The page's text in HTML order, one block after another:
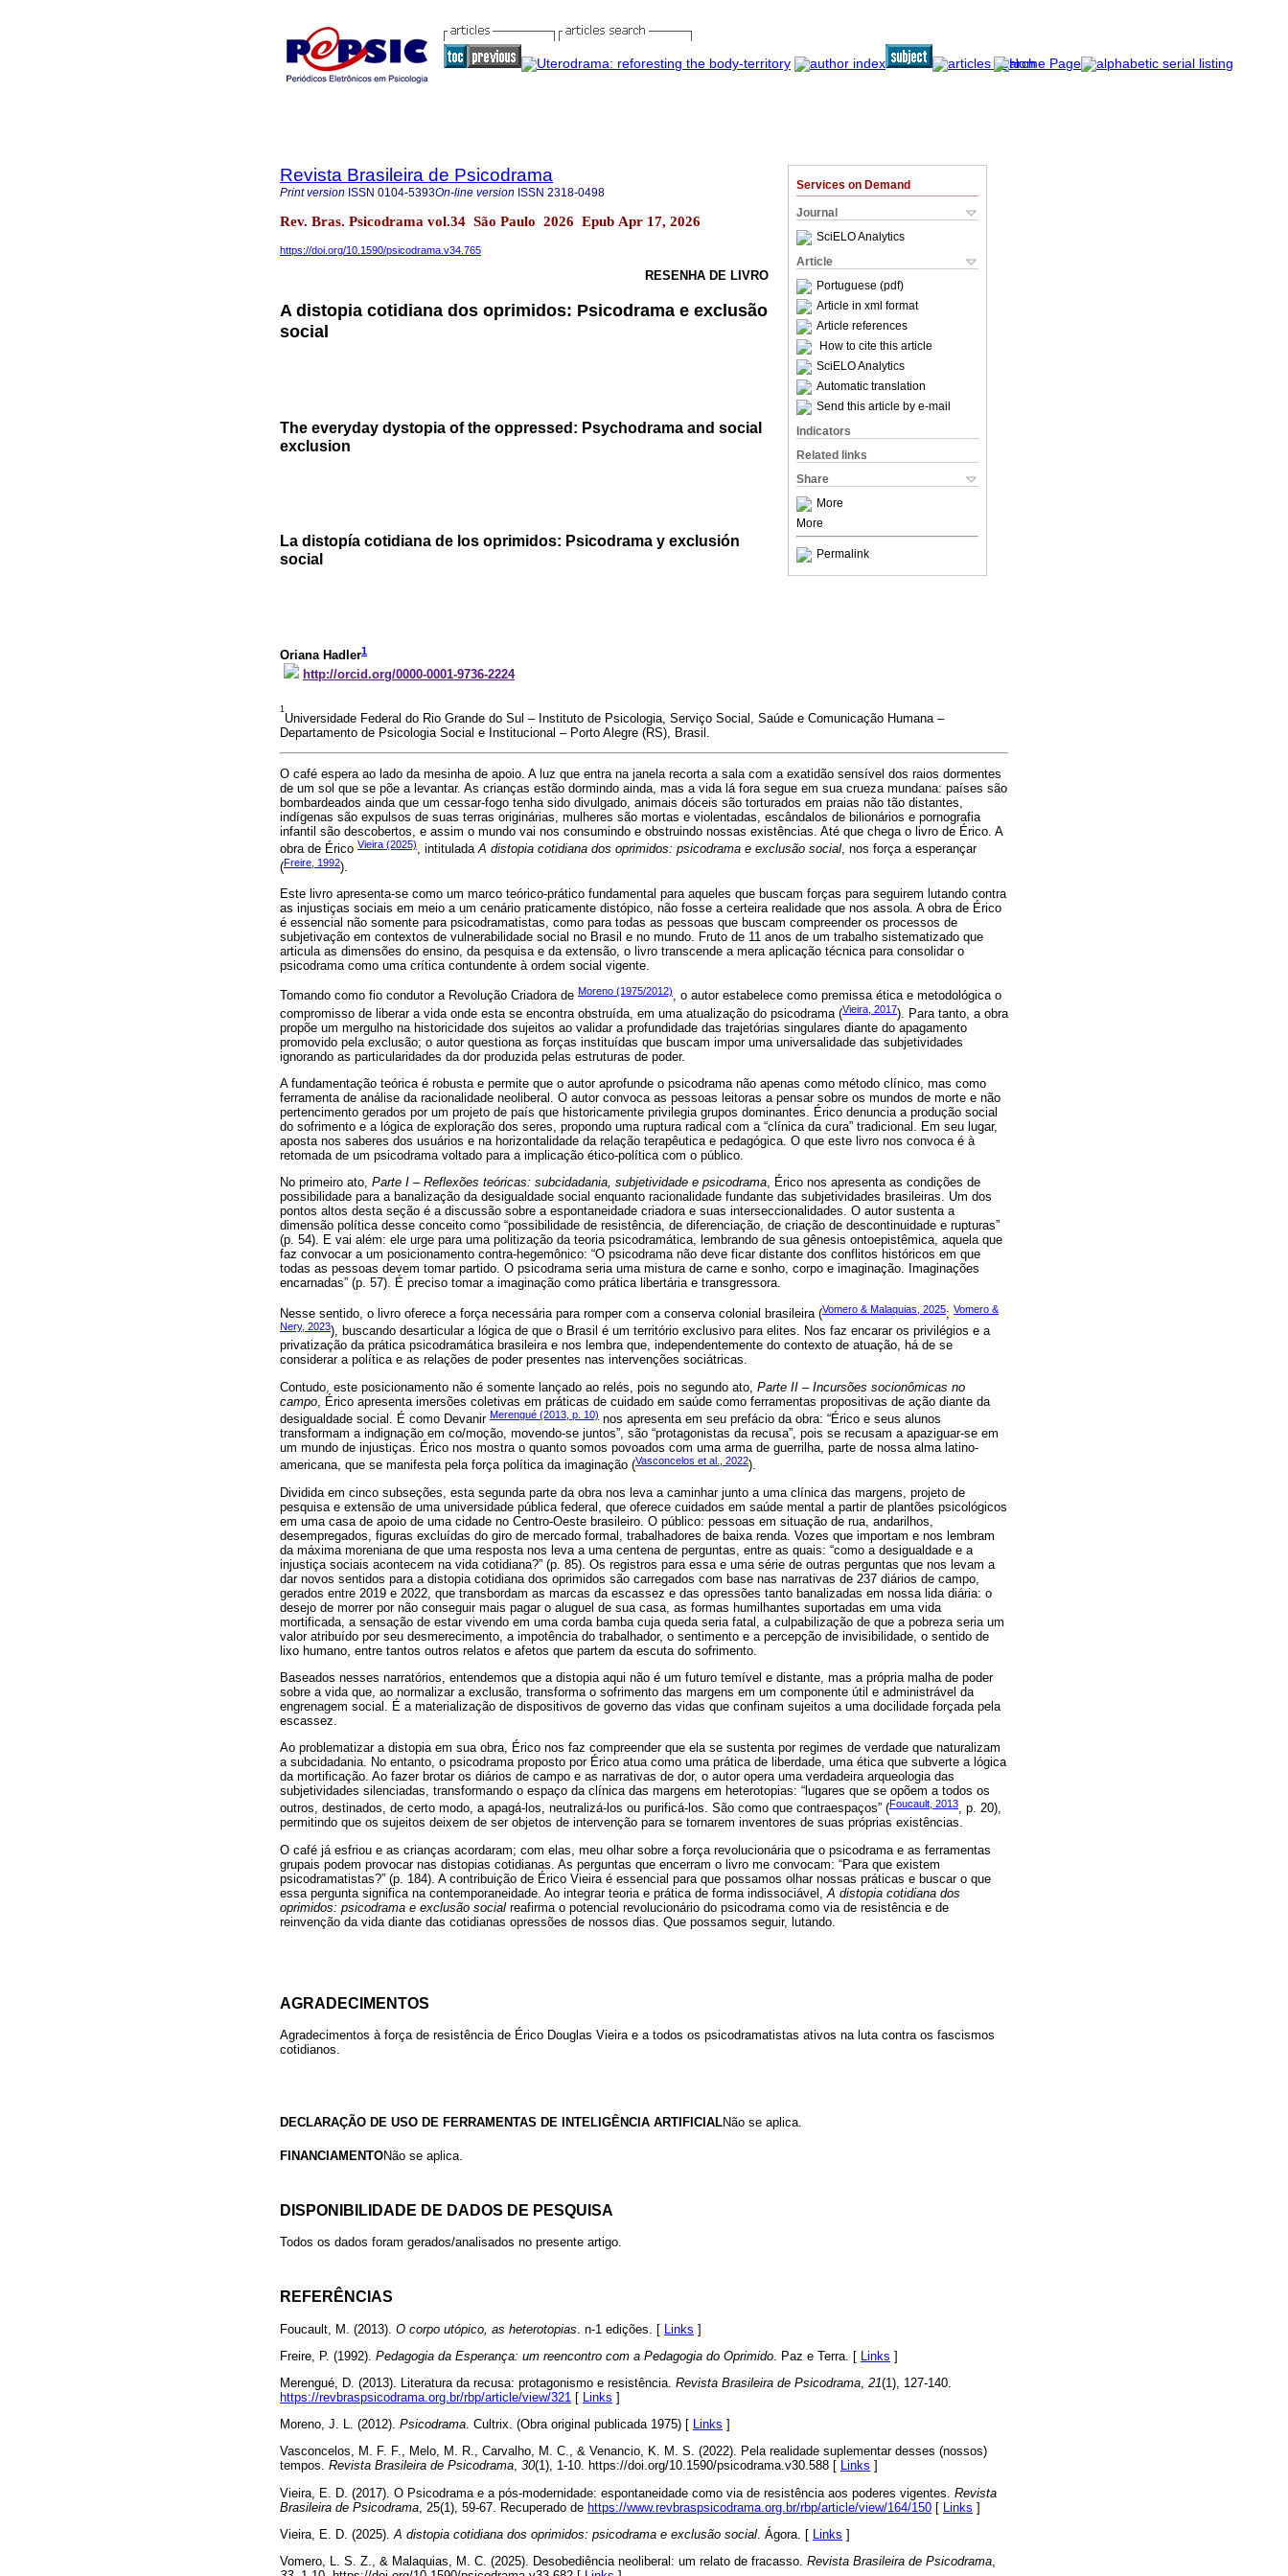
Services on Demand
Journal
SciELO Analytics
Article
Portuguese (pdf)
Article in xml format
Article references
How to cite this article
SciELO Analytics
Automatic translation
Send this article by e-mail
Indicators
Related links
Share
More
More
Permalink
Revista Brasileira de Psicodrama
Print version ISSN 0104-5393On-line version ISSN 2318-0498
Rev. Bras. Psicodrama vol.34 São Paulo 2026 Epub Apr 17, 2026
https://doi.org/10.1590/psicodrama.v34.765
RESENHA DE LIVRO
A distopia cotidiana dos oprimidos: Psicodrama e exclusão
social
The everyday dystopia of the oppressed: Psychodrama and social
exclusion
La distopía cotidiana de los oprimidos: Psicodrama y exclusión
social
Oriana Hadler1
http://orcid.org/0000-0001-9736-2224
1
Universidade Federal do Rio Grande do Sul – Instituto de Psicologia, Serviço Social, Saúde e Comunicação Humana –
Departamento de Psicologia Social e Institucional – Porto Alegre (RS), Brasil.
O café espera ao lado da mesinha de apoio. A luz que entra na janela recorta a sala com a exatidão sensível dos raios dormentes
de um sol que se põe a levantar. As crianças estão dormindo ainda, mas a vida lá fora segue em sua crueza mundana: países são
bombardeados ainda que um cessar-fogo tenha sido divulgado, animais dóceis são torturados em praias não tão distantes,
indígenas são expulsos de suas terras originárias, mulheres são mortas e violentadas, escândalos de bilionários e pornografia
infantil são descobertos, e assim o mundo vai nos consumindo e obstruindo nossas existências. Até que chega o livro de Érico. A
obra de Érico Vieira (2025), intituladaA distopia cotidiana dos oprimidos: psicodrama e exclusão social, nos força a esperançar
(Freire, 1992).
Este livro apresenta-se como um marco teórico-prático fundamental para aqueles que buscam forças para seguirem lutando contra
as injustiças sociais em meio a um cenário praticamente distópico, não fosse a certeira realidade que nos assola. A obra de Érico
é essencial não somente para psicodramatistas, como para todas as pessoas que buscam compreender os processos de
subjetivação em contextos de vulnerabilidade social no Brasil e no mundo. Fruto de 11 anos de um trabalho sistematizado que
articula as dimensões do ensino, da pesquisa e da extensão, o livro transcende a mera aplicação técnica para consolidar o
psicodrama como uma crítica contundente à ordem social vigente.
Tomando como fio condutor a Revolução Criadora de Moreno (1975/2012), o autor estabelece como premissa ética e metodológica o
compromisso de liberar a vida onde esta se encontra obstruída, em uma atualização do psicodrama (Vieira, 2017). Para tanto, a obra
propõe um mergulho na historicidade dos sujeitos ao validar a profundidade das trajetórias singulares diante do apagamento
promovido pela exclusão; o autor questiona as forças instituídas que buscam impor uma universalidade das subjetividades
ignorando as particularidades da dor produzida pelas estruturas de poder.
A fundamentação teórica é robusta e permite que o autor aprofunde o psicodrama não apenas como método clínico, mas como
ferramenta de análise da racionalidade neoliberal. O autor convoca as pessoas leitoras a pensar sobre os mundos de morte e não
pertencimento gerados por um projeto de país que historicamente privilegia grupos dominantes. Érico denuncia a produção social
do sofrimento e a lógica de exploração dos seres, propondo uma ruptura radical com a “clínica da cura” tradicional. Em seu lugar,
aposta nos saberes dos usuários e na horizontalidade da relação terapêutica e pedagógica. O que este livro nos convoca é à
retomada de um psicodrama voltado para a implicação ético-política com o público.
No primeiro ato, Parte I – Reflexões teóricas: subcidadania, subjetividade e psicodrama, Érico nos apresenta as condições de
possibilidade para a banalização da desigualdade social enquanto racionalidade fundante das subjetividades brasileiras. Um dos
pontos altos desta seção é a discussão sobre a espontaneidade criadora e suas interseccionalidades. O autor sustenta a
dimensão política desse conceito como “possibilidade de resistência, de diferenciação, de criação de descontinuidade e rupturas”
(p. 54). E vai além: ele urge para uma politização da teoria psicodramática, lembrando de sua gênesis ontoepistêmica, aquela que
faz convocar a um posicionamento contra-hegemônico: “O psicodrama não deve ficar distante dos conflitos históricos em que
todas as pessoas devem tomar partido. O psicodrama seria uma mistura de carne e sonho, corpo e imaginação. Imaginações
encarnadas” (p. 57). É preciso tomar a imaginação como prática libertária e transgressora.
Nesse sentido, o livro oferece a força necessária para romper com a conserva colonial brasileira (Vomero & Malaquias, 2025; Vomero &
Nery, 2023), buscando desarticular a lógica de que o Brasil é um território exclusivo para elites. Nos faz encarar os privilégios e a
privatização da prática psicodramática brasileira e nos lembra que, independentemente do contexto de atuação, há de se
considerar a política e as relações de poder presentes nas intervenções sociátricas.
Contudo, este posicionamento não é somente lançado ao relés, pois no segundo ato, Parte II – Incursões socionômicas no
campo , Érico apresenta imersões coletivas em práticas de cuidado em saúde como ferramentas propositivas de ação diante da
desigualdade social. É como Devanir Merengué (2013, p. 10) nos apresenta em seu prefácio da obra: “Érico e seus alunos
transformam a indignação em co/moção, movendo-se juntos”, são “protagonistas da recusa”, pois se recusam a apaziguar-se em
um mundo de injustiças. Érico nos mostra o quanto somos povoados com uma arma de guerrilha, parte de nossa alma latino-
americana, que se manifesta pela força política da imaginação (Vasconcelos et al., 2022).
Dividida em cinco subseções, esta segunda parte da obra nos leva a caminhar junto a uma clínica das margens, projeto de
pesquisa e extensão de uma universidade pública federal, que oferece cuidados em saúde mental a partir de plantões psicológicos
em uma casa de apoio de uma cidade no Centro-Oeste brasileiro. O público: pessoas em situação de rua, andarilhos,
desempregados, figuras excluídas do giro de mercado formal, trabalhadores de baixa renda. Vozes que importam e nos lembram
da máxima moreniana de que uma resposta nos leva a uma centena de perguntas, entre as quais: “como a desigualdade e a
injustiça sociais acontecem na vida cotidiana?” (p. 85). Os registros para essa e uma série de outras perguntas que nos levam a
dar novos sentidos para a distopia cotidiana dos oprimidos são carregados com base nas narrativas de 237 diários de campo,
gerados entre 2019 e 2022, que transbordam as marcas da escassez e das opressões tanto banalizadas em nossa lida diária: o
desejo de morrer por não conseguir mais pagar o aluguel de sua casa, as formas humilhantes suportadas em uma vida
mortificada, a sensação de estar vivendo em uma corda bamba cuja queda seria fatal, a culpabilização de que a pobreza seria um
valor atribuído por seu desmerecimento, a impotência do trabalhador, o sentimento e a percepção de invisibilidade, o sentido de
lixo humano, entre tantos outros relatos e afetos que partem da escuta do sofrimento.
Baseados nesses narratórios, entendemos que a distopia aqui não é um futuro temível e distante, mas a própria malha de poder
sobre a vida que, ao normalizar a exclusão, transforma o sofrimento das margens em um componente útil e administrável da
engrenagem social. É a materialização de dispositivos de governo das vidas que confinam sujeitos a uma docilidade forçada pela
escassez.
Ao problematizar a distopia em sua obra, Érico nos faz compreender que ela se sustenta por regimes de verdade que naturalizam
a subcidadania. No entanto, o psicodrama proposto por Érico atua como uma prática de liberdade, uma ética que subverte a lógica
da mortificação. Ao fazer brotar os diários de campo e as narrativas de dor, o autor opera uma verdadeira arqueologia das
subjetividades silenciadas, transformando o espaço da clínica das margens em heterotopias: “lugares que se opõem a todos os
outros, destinados, de certo modo, a apagá-los, neutralizá-los ou purificá-los. São como que contraespaços” (Foucault, 2013, p. 20),
permitindo que os sujeitos deixem de ser objetos de intervenção para se tornarem inventores de suas próprias existências.
O café já esfriou e as crianças acordaram; com elas, meu olhar sobre a força revolucionária que o psicodrama e as ferramentas
grupais podem provocar nas distopias cotidianas. As perguntas que encerram o livro me convocam: “Para que existem
psicodramatistas?” (p. 184). A contribuição de Érico Vieira é essencial para que possamos olhar nossas práticas e buscar o que
essa pergunta significa na contemporaneidade. Ao integrar teoria e prática de forma indissociável, A distopia cotidiana dos
oprimidos: psicodrama e exclusão social reafirma o potencial revolucionário do psicodrama como via de resistência e de
reinvenção da vida diante das cotidianas opressões de nossos dias. Que possamos seguir, lutando.
AGRADECIMENTOS
Agradecimentos à força de resistência de Érico Douglas Vieira e a todos os psicodramatistas ativos na luta contra os fascismos
cotidianos.
DECLARAÇÃO DE USO DE FERRAMENTAS DE INTELIGÊNCIA ARTIFICIALNão se aplica.
FINANCIAMENTONão se aplica.
DISPONIBILIDADE DE DADOS DE PESQUISA
Todos os dados foram gerados/analisados no presente artigo.
REFERÊNCIAS
Foucault, M. (2013). O corpo utópico, as heterotopias . n-1 edições. [ Links ]
Freire, P. (1992). Pedagogia da Esperança: um reencontro com a Pedagogia do Oprimido . Paz e Terra. [ Links ]
Merengué, D. (2013). Literatura da recusa: protagonismo e resistência. Revista Brasileira de Psicodrama, 21(1), 127-140.
https://revbraspsicodrama.org.br/rbp/article/view/321 [ Links ]
Moreno, J. L. (2012). Psicodrama. Cultrix. (Obra original publicada 1975) [ Links ]
Vasconcelos, M. F. F., Melo, M. R., Carvalho, M. C., & Venancio, K. M. S. (2022). Pela realidade suplementar desses (nossos)
tempos. Revista Brasileira de Psicodrama, 30(1), 1-10. https://doi.org/10.1590/psicodrama.v30.588 [ Links ]
Vieira, E. D. (2017). O Psicodrama e a pós-modernidade: espontaneidade como via de resistência aos poderes vigentes. Revista
Brasileira de Psicodrama , 25(1), 59-67. Recuperado de https://www.revbraspsicodrama.org.br/rbp/article/view/164/150 [ Links ]
Vieira, E. D. (2025). A distopia cotidiana dos oprimidos: psicodrama e exclusão social . Ágora. [ Links ]
Vomero, L. S. Z., & Malaquias, M. C. (2025). Desobediência neoliberal: um relato de fracasso. Revista Brasileira de Psicodrama